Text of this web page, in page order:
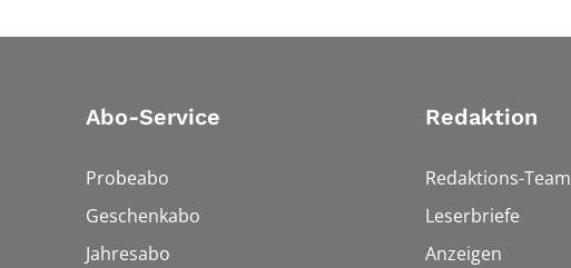
Abo-Service
Probeabo
Geschenkabo
Jahresabo
Redaktion
Redaktions-Team
Leserbriefe
Anzeigen